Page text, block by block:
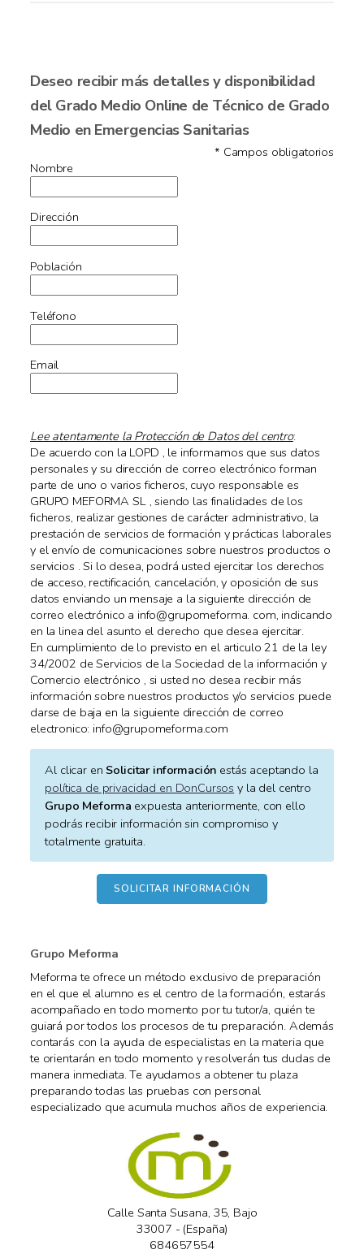
Deseo recibir más detalles y disponibilidad
del Grado Medio Online de Técnico de Grado
Medio en Emergencias Sanitarias
* Campos obligatorios
Nombre
Dirección
Población
Teléfono
Email
Lee atentamente la Protección de Datos del centro:
De acuerdo con la LOPD , le informamos que sus datos
personales y su dirección de correo electrónico forman
parte de uno o varios ficheros, cuyo responsable es
GRUPO MEFORMA SL , siendo las finalidades de los
ficheros, realizar gestiones de carácter administrativo, la
prestación de servicios de formación y prácticas laborales
y el envío de comunicaciones sobre nuestros productos o
servicios . Si lo desea, podrá usted ejercitar los derechos
de acceso, rectificación, cancelación, y oposición de sus
datos enviando un mensaje a la siguiente dirección de
correo electrónico a info@grupomeforma. com, indicando
en la linea del asunto el derecho que desea ejercitar.
En cumplimiento de lo previsto en el articulo 21 de la ley
34/2002 de Servicios de la Sociedad de la información y
Comercio electrónico , si usted no desea recibir más
información sobre nuestros productos y/o servicios puede
darse de baja en la siguiente dirección de correo
electronico: info@grupomeforma.com
Al clicar enSolicitar información estás aceptando la
política de privacidad en DonCursos y la del centro
Grupo Meforma expuesta anteriormente, con ello
podrás recibir información sin compromiso y
totalmente gratuita.
Grupo Meforma
Meforma te ofrece un método exclusivo de preparación
en el que el alumno es el centro de la formación, estarás
acompañado en todo momento por tu tutor/a, quién te
guiará por todos los procesos de tu preparación. Además
contarás con la ayuda de especialistas en la materia que
te orientarán en todo momento y resolverán tus dudas de
manera inmediata. Te ayudamos a obtener tu plaza
preparando todas las pruebas con personal
especializado que acumula muchos años de experiencia.
Calle Santa Susana, 35, Bajo
33007 - (España)
684657554